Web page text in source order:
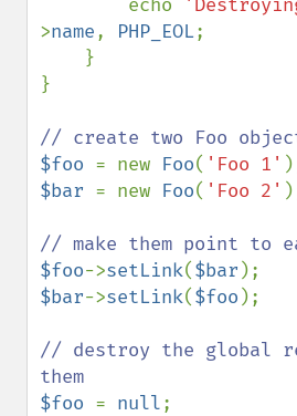
        echo
>name, PHP_EOL;
}
$foo = new Foo( 'Foo 1'
$bar = new Foo( 'Foo 2'
$foo->setLink($bar
$bar->setLink($foo );
// destroy the global
$foo = null